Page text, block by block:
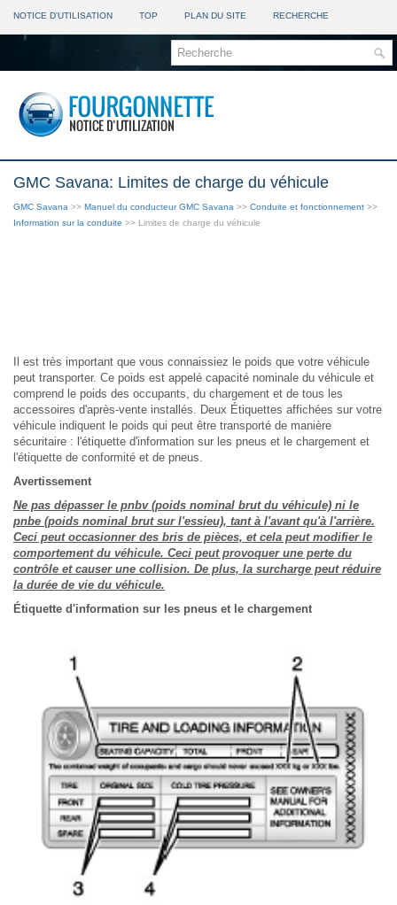
NOTICE D'UTILISATION TOP PLAN DU SITE RECHERCHE
GMC Savana: Limites de charge du véhicule
GMC Savana >> Manuel du conducteur GMC Savana >> Conduite et fonctionnement >>
Information sur la conduite >> Limites de charge du véhicule
Il est très important que vous connaissiez le poids que votre véhicule
peut transporter. Ce poids est appelé capacité nominale du véhicule et
comprend le poids des occupants, du chargement et de tous les
accessoires d'après-vente installés. Deux Étiquettes affichées sur votre
véhicule indiquent le poids qui peut être transporté de manière
sécuritaire : l'étiquette d'information sur les pneus et le chargement et
l'étiquette de conformité et de pneus.
Avertissement
Ne pas dépasser le pnbv (poids nominal brut du véhicule) ni le
pnbe (poids nominal brut sur l'essieu), tant à l'avant qu'à l'arrière.
Ceci peut occasionner des bris de pièces, et cela peut modifier le
comportement du véhicule. Ceci peut provoquer une perte du
contrôle et causer une collision. De plus, la surcharge peut réduire
la durée de vie du véhicule.
Étiquette d'information sur les pneus et le chargement